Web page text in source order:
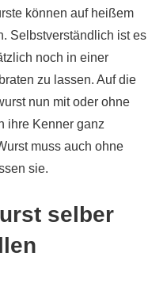
können auf heißem
Selbstverständlich ist es
noch in einer
zu lassen. Auf die
nun mit oder ohne
ihre Kenner ganz
muss auch ohne
sie.
selber